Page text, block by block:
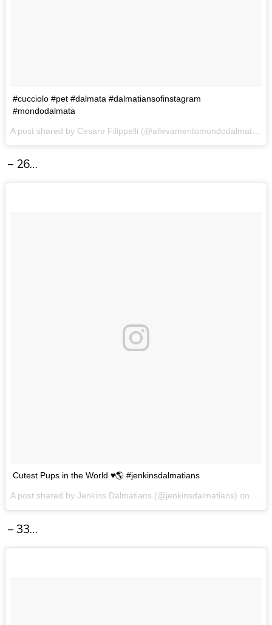
#cucciolo #pet #dalmata #dalmatiansofinstagram
#mondodalmata
– 26…
Cutest Pups in the World ♥🌎 #jenkinsdalmatians
– 33…